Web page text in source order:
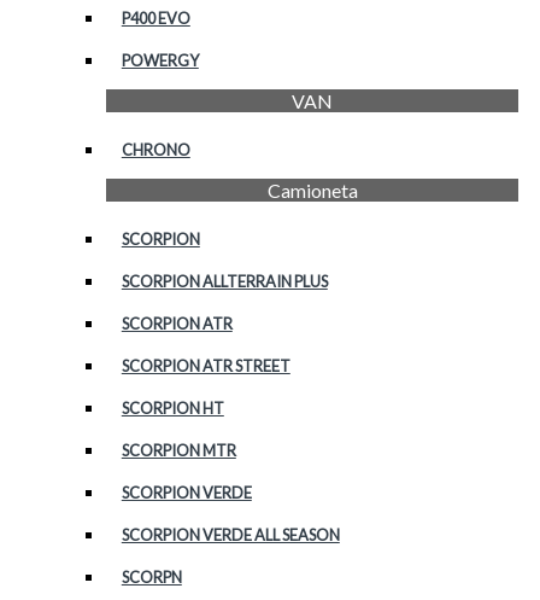
P400 EVO
POWERGY
VAN
CHRONO
Camioneta
SCORPION
SCORPION ALLTERRAIN PLUS
SCORPION ATR
SCORPION ATR STREET
SCORPION HT
SCORPION MTR
SCORPION VERDE
SCORPION VERDE ALL SEASON
SCORPN